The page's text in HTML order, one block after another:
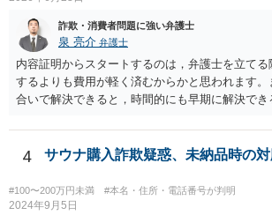
詐欺・消費者問題に強い弁護士
泉 亮介 弁護士
内容証明からスタートするのは，弁護士を立て
するよりも費用が軽く済むからかと思われます。
合いで解決できると，時間的にも早期に解決で
スもあり，その場合は裁判手続きから始めるこ
す。 支払督促については異議を出されると通常
った方が良いでしょう。
4 サウナ購入詐欺疑惑、未納品時の
#100〜200万円未満 #本名・住所・電話番号が判明
2024年9月5日